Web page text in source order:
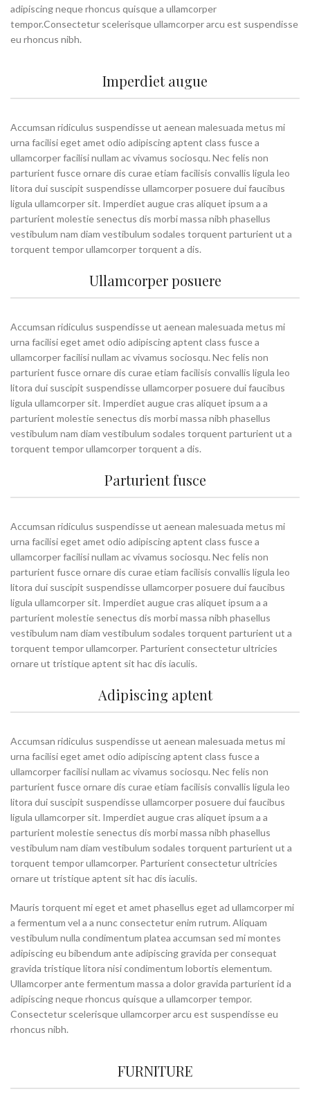
adipiscing neque rhoncus quisque a ullamcorper
tempor.Consectetur scelerisque ullamcorper arcu est suspendisse
eu rhoncus nibh.
Imperdiet augue
Accumsan ridiculus suspendisse ut aenean malesuada metus mi
urna facilisi eget amet odio adipiscing aptent class fusce a
ullamcorper facilisi nullam ac vivamus sociosqu. Nec felis non
parturient fusce ornare dis curae etiam facilisis convallis ligula leo
litora dui suscipit suspendisse ullamcorper posuere dui faucibus
ligula ullamcorper sit. Imperdiet augue cras aliquet ipsum a a
parturient molestie senectus dis morbi massa nibh phasellus
vestibulum nam diam vestibulum sodales torquent parturient ut a
torquent tempor ullamcorper torquent a dis.
Ullamcorper posuere
Accumsan ridiculus suspendisse ut aenean malesuada metus mi
urna facilisi eget amet odio adipiscing aptent class fusce a
ullamcorper facilisi nullam ac vivamus sociosqu. Nec felis non
parturient fusce ornare dis curae etiam facilisis convallis ligula leo
litora dui suscipit suspendisse ullamcorper posuere dui faucibus
ligula ullamcorper sit. Imperdiet augue cras aliquet ipsum a a
parturient molestie senectus dis morbi massa nibh phasellus
vestibulum nam diam vestibulum sodales torquent parturient ut a
torquent tempor ullamcorper torquent a dis.
Parturient fusce
Accumsan ridiculus suspendisse ut aenean malesuada metus mi
urna facilisi eget amet odio adipiscing aptent class fusce a
ullamcorper facilisi nullam ac vivamus sociosqu. Nec felis non
parturient fusce ornare dis curae etiam facilisis convallis ligula leo
litora dui suscipit suspendisse ullamcorper posuere dui faucibus
ligula ullamcorper sit. Imperdiet augue cras aliquet ipsum a a
parturient molestie senectus dis morbi massa nibh phasellus
vestibulum nam diam vestibulum sodales torquent parturient ut a
torquent tempor ullamcorper. Parturient consectetur ultricies
ornare ut tristique aptent sit hac dis iaculis.
Adipiscing aptent
Accumsan ridiculus suspendisse ut aenean malesuada metus mi
urna facilisi eget amet odio adipiscing aptent class fusce a
ullamcorper facilisi nullam ac vivamus sociosqu. Nec felis non
parturient fusce ornare dis curae etiam facilisis convallis ligula leo
litora dui suscipit suspendisse ullamcorper posuere dui faucibus
ligula ullamcorper sit. Imperdiet augue cras aliquet ipsum a a
parturient molestie senectus dis morbi massa nibh phasellus
vestibulum nam diam vestibulum sodales torquent parturient ut a
torquent tempor ullamcorper. Parturient consectetur ultricies
ornare ut tristique aptent sit hac dis iaculis.
Mauris torquent mi eget et amet phasellus eget ad ullamcorper mi
a fermentum vel a a nunc consectetur enim rutrum. Aliquam
vestibulum nulla condimentum platea accumsan sed mi montes
adipiscing eu bibendum ante adipiscing gravida per consequat
gravida tristique litora nisi condimentum lobortis elementum.
Ullamcorper ante fermentum massa a dolor gravida parturient id a
adipiscing neque rhoncus quisque a ullamcorper tempor.
Consectetur scelerisque ullamcorper arcu est suspendisse eu
rhoncus nibh.
FURNITURE